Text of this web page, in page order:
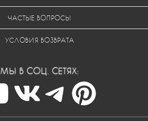
ЧАСТЫЕ ВОПРОСЫ
УСЛОВИЯ ВОЗВРАТА
МЫ В СОЦ. СЕТЯХ: